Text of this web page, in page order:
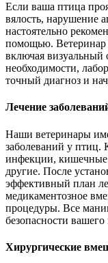
Если ваша птица
вялость, нарушение
настоятельно
помощью. Ветеринар
включая визуальный
необходимости,
точный диагноз и
Лечение
Наши ветеринары
заболеваний у птиц.
инфекции, кишечные
другие. После
эффективный план
медикаментозное
процедуры. Все
безопасности
Хирургические